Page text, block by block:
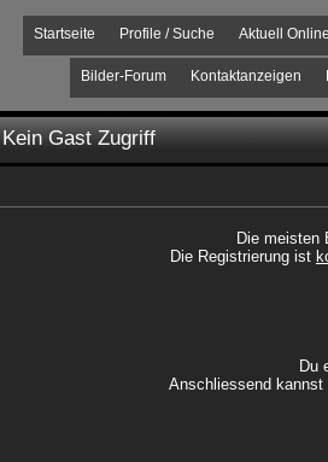
Aktuell Online
Profile / Suche
Startseite
Kontaktanzeigen
Bilder-Forum
Kein Gast Zugriff
Die meisten
Die Registrierung ist
Du
Anschliessend kannst